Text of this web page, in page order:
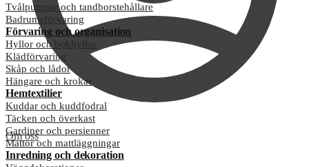
Om oss
Tvålpumpar och tandborstehållare
Badrumsförvaring
Förvaring och organisation
Hyllor och bokhyllor
Klädförvaring
Skåp och lådor
Hängare och krokar
Hemtextilier
Kuddar och kuddfodral
Täcken och överkast
Gardiner och persienner
Mattor och mattläggningar
Inredning och dekoration